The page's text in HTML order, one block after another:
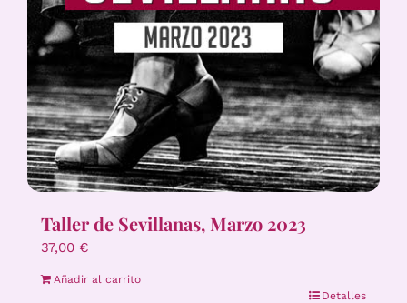
Taller de Sevillanas, Marzo 2023
37,00 €
Añadir al carrito
Detalles